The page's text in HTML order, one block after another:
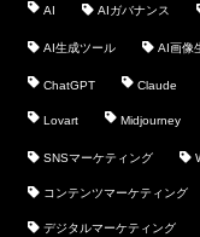
AI AIガバナンス
AI生成ツール AI画像
ChatGPT Claude
Lovart Midjourney
SNSマーケティング
コンテンツマーケティング
デジタルマーケティング